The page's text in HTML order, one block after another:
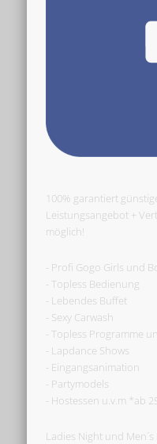
100% garantiert
Leistungsangebot +
möglich!
- Profi Gogo Girls und
- Topless Bedienung
- Lebendes Buffet
- Sexy Carwash
- Topless Programme
- Lapdance Shows
- Eingangsanimation
- Partymodels
- Hostessen u.v.m *ab
Ladies Night und